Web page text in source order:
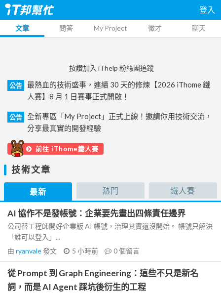
登入
文章 問答 My Project 徵才 聊天
按讚加入 iThelp 粉絲團追蹤
公告
最熱血的技術盛事，連續 30 天的修煉【2026 iThome 鐵
人賽】8 月 1 日賽事正式開啟！
公告
全新專區「My Project」正式上線！邀請你用技術交流，
分享最真實的開發經驗
前往 iThome鐵人賽
技術文章
最新 熱門 鐵人賽
AI 協作不是發帳號：企業要先畫出四條責任邊界
公司替工程師開好企業版 AI 帳號，治理其實還沒開始。 帳號只解決
「誰可以登入」...
由 ryanvale發文 5 小時前 0個留言
從 Prompt 到 Graph Engineering：這些不只是新名
詞，而是 AI Agent 踩坑後衍生的工程